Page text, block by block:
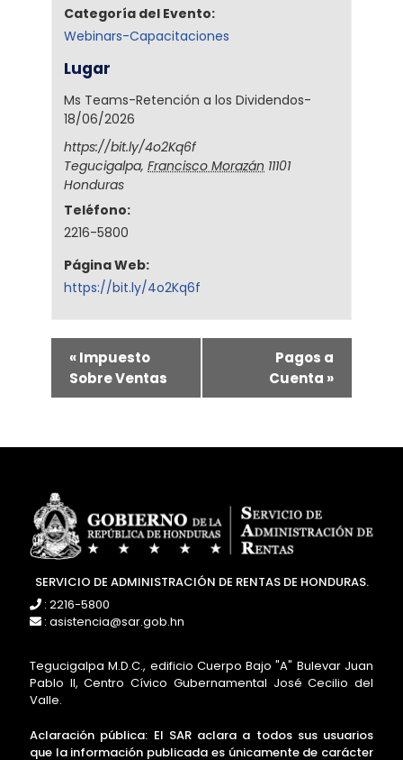
Categoría del Evento:
Webinars-Capacitaciones
Lugar
Ms Teams-Retención a los Dividendos-
18/06/2026
https://bit.ly/4o2Kq6f
Tegucigalpa, Francisco Morazán 11101
Honduras
Teléfono:
2216-5800
Página Web:
https://bit.ly/4o2Kq6f
«Impuesto
Sobre Ventas
Pagos a
Cuenta »
SERVICIO DE ADMINISTRACIÓN DE RENTAS DE HONDURAS.
: 2216-5800
: asistencia@sar.gob.hn
Tegucigalpa M.D.C., edificio Cuerpo Bajo "A" Bulevar Juan
Pablo II, Centro Cívico Gubernamental José Cecilio del
Valle.
Aclaración pública: El SAR aclara a todos sus usuarios
que la información publicada es únicamente de carácter